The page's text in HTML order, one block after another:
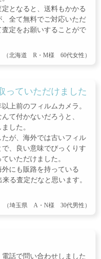
となると、送料もかかる
全て無料でご対応いただ
定をお願いすることがで
（北海道 R・M様 60代女性）
っていただけました
上前のフィルムカメラ。
て付かないだろうと、
した。
が、海外では古いフィル
、良い意味でびっくりす
いただけました。
にも販路を持っている
る査定だなと思います。
（埼玉県 A・N様 30代男性）
話で問い合わせしました